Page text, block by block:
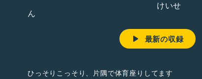
けいせ
最新の収録
ひっそりこっそり、片隅で体育座りしてます